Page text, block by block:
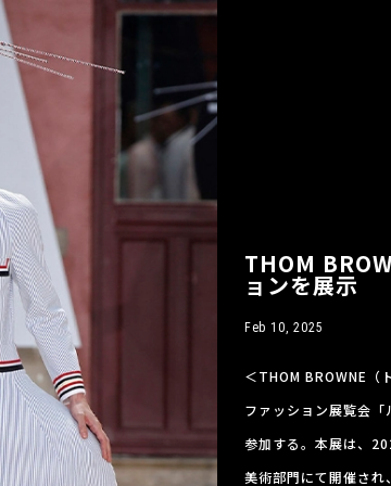
THOM
ョンを展示
Feb 10, 2025
＜THOM BROWNE（
ファッション展覧会
参加する。本展は、
美術部門にて開催さ